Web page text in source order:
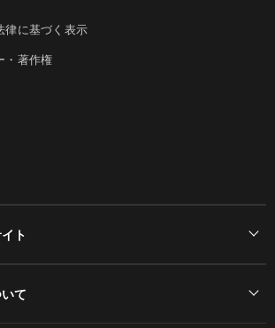
律に基づく表示
・著作権
ト
て